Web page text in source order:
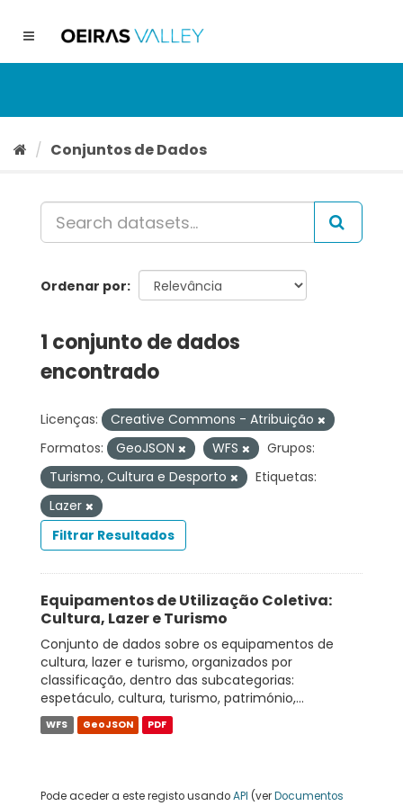
conteúdo
Toggle
Conjuntos de Dados
Ordenar por
1 conjunto de dados
encontrado
Licenças:
Creative Commons - Atribuição
Formatos:
GeoJSON WFS
Grupos:
Turismo, Cultura e Desporto
Etiquetas:
Lazer
Filtrar Resultados
Equipamentos de Utilização Coletiva:
Cultura, Lazer e Turismo
Conjunto de dados sobre os equipamentos de
cultura, lazer e turismo, organizados por
classificação, dentro das subcategorias:
espetáculo, cultura, turismo, património,...
WFS GeoJSON PDF
Pode aceder a este registo usandoAPI (verDocumentos